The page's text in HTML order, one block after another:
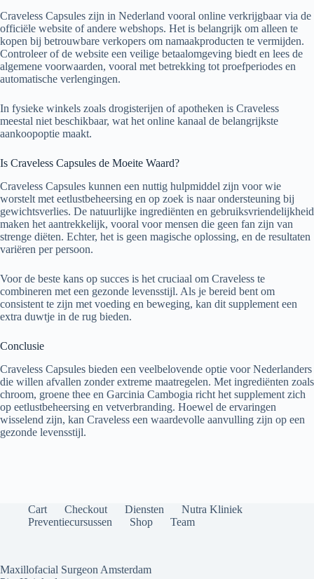
Craveless Capsules zijn in Nederland vooral online verkrijgbaar via de
officiële website of andere webshops. Het is belangrijk om alleen te
kopen bij betrouwbare verkopers om namaakproducten te vermijden.
Controleer of de website een veilige betaalomgeving biedt en lees de
algemene voorwaarden, vooral met betrekking tot proefperiodes en
automatische verlengingen.
In fysieke winkels zoals drogisterijen of apotheken is Craveless
meestal niet beschikbaar, wat het online kanaal de belangrijkste
aankoopoptie maakt.
Is Craveless Capsules de Moeite Waard?
Craveless Capsules kunnen een nuttig hulpmiddel zijn voor wie
worstelt met eetlustbeheersing en op zoek is naar ondersteuning bij
gewichtsverlies. De natuurlijke ingrediënten en gebruiksvriendelijkheid
maken het aantrekkelijk, vooral voor mensen die geen fan zijn van
strenge diëten. Echter, het is geen magische oplossing, en de resultaten
variëren per persoon.
Voor de beste kans op succes is het cruciaal om Craveless te
combineren met een gezonde levensstijl. Als je bereid bent om
consistent te zijn met voeding en beweging, kan dit supplement een
extra duwtje in de rug bieden.
Conclusie
Craveless Capsules bieden een veelbelovende optie voor Nederlanders
die willen afvallen zonder extreme maatregelen. Met ingrediënten zoals
chroom, groene thee en Garcinia Cambogia richt het supplement zich
op eetlustbeheersing en vetverbranding. Hoewel de ervaringen
wisselend zijn, kan Craveless een waardevolle aanvulling zijn op een
gezonde levensstijl.
Cart Checkout Diensten
Nutra Kliniek
Preventiecursussen
Shop Team
Maxillofacial Surgeon Amsterdam